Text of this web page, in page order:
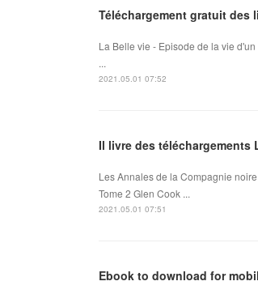
Téléchargement gratuit des
La Belle vie - Episode de la vie
...
2021.05.01 07:52
Il livre des téléchargements
Les Annales de la Compagnie
Tome 2 Glen Cook ...
2021.05.01 07:51
Ebook to download for